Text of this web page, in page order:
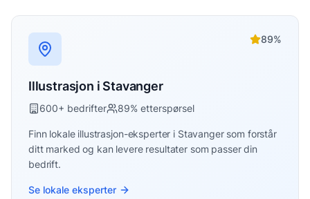
89%
Illustrasjon i Stavanger
600+ bedrifter 89% etterspørsel
Finn lokale illustrasjon-eksperter i Stavangersom forstår
ditt marked og kan levere resultater som passer din
bedrift.
Se lokale eksperter